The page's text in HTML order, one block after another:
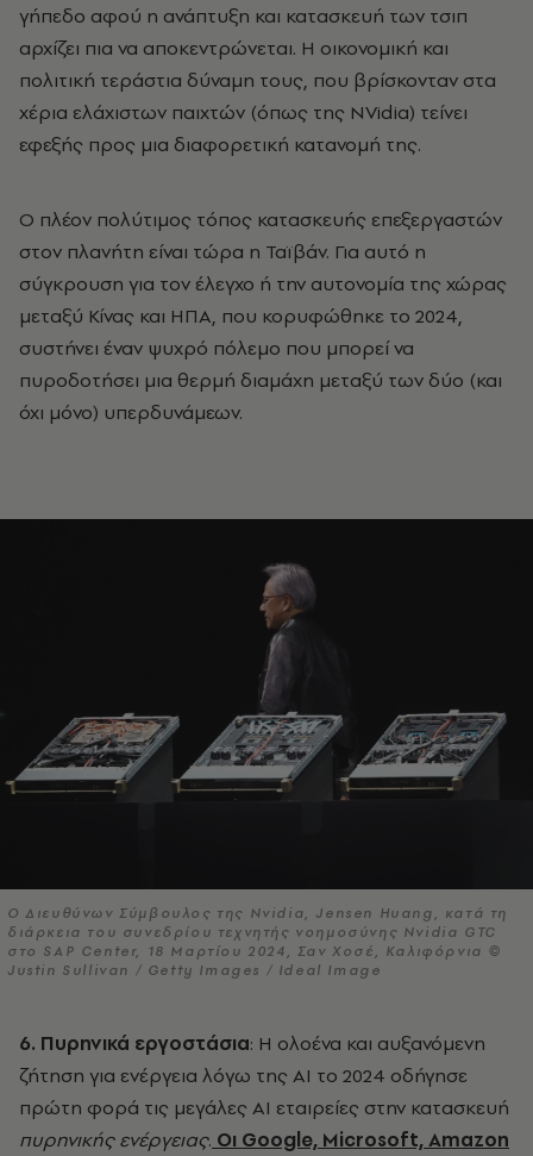
γήπεδο αφού η ανάπτυξη και κατασκευή των τσιπ
αρχίζει πια να αποκεντρώνεται. Η οικονομική και
πολιτική τεράστια δύναμη τους, που βρίσκονταν στα
χέρια ελάχιστων παιχτών (όπως της NVidia) τείνει
εφεξής προς μια διαφορετική κατανομή της.
Ο πλέον πολύτιμος τόπος κατασκευής επεξεργαστών
στον πλανήτη είναι τώρα η Ταϊβάν. Για αυτό η
σύγκρουση για τον έλεγχο ή την αυτονομία της χώρας
μεταξύ Κίνας και ΗΠΑ, που κορυφώθηκε το 2024,
συστήνει έναν ψυχρό πόλεμο που μπορεί να
πυροδοτήσει μια θερμή διαμάχη μεταξύ των δύο (και
όχι μόνο) υπερδυνάμεων.
Ο Διευθύνων Σύμβουλος της Nvidia, Jensen Huang, κατά τη
διάρκεια του συνεδρίου τεχνητής νοημοσύνης Nvidia GTC
στο SAP Center, 18 Μαρτίου 2024, Σαν Χοσέ, Καλιφόρνια ©
Justin Sullivan / Getty Images / Ideal Image
6. Πυρηνικά εργοστάσια: Η ολοένα και αυξανόμενη
ζήτηση για ενέργεια λόγω της ΑΙ το 2024 οδήγησε
πρώτη φορά τις μεγάλες ΑΙ εταιρείες στην κατασκευή
πυρηνικής ενέργειας. Οι Google, Microsoft, Amazon